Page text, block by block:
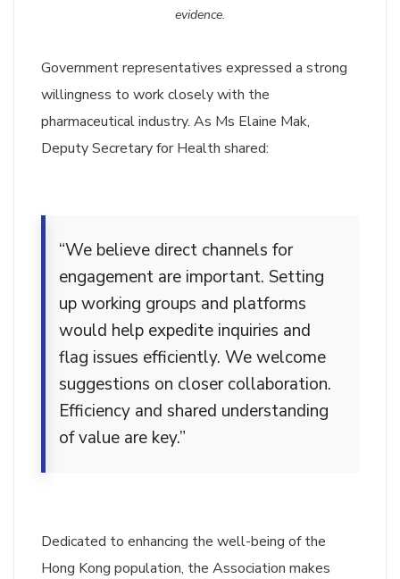
evidence.
Government representatives expressed a strong
willingness to work closely with the
pharmaceutical industry. As Ms Elaine Mak,
Deputy Secretary for Health shared:
“We believe direct channels for
engagement are important. Setting
up working groups and platforms
would help expedite inquiries and
flag issues efficiently. We welcome
suggestions on closer collaboration.
Efficiency and shared understanding
of value are key.”
Dedicated to enhancing the well-being of the
Hong Kong population, the Association makes